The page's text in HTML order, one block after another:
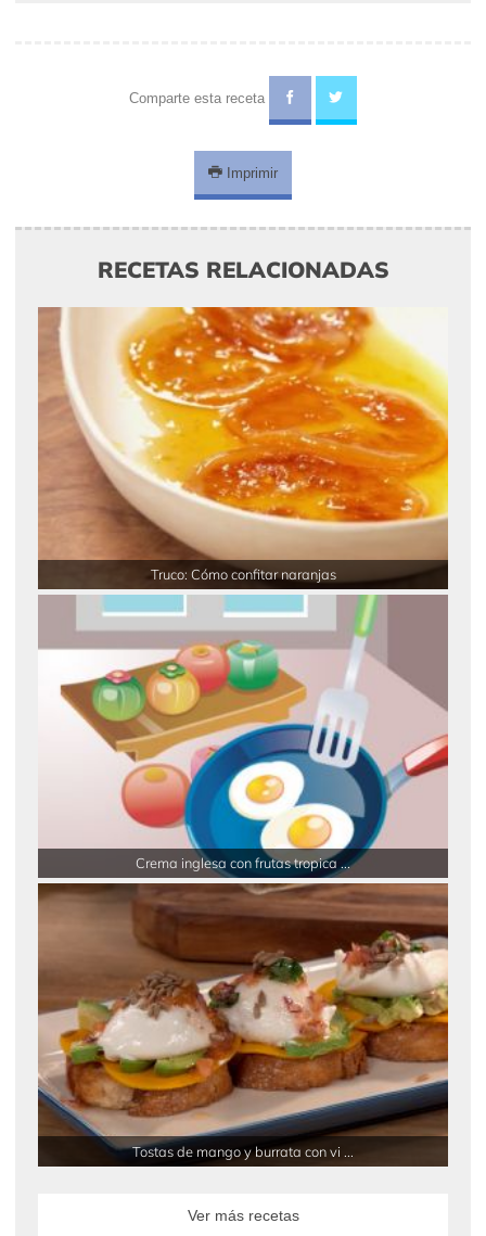
Comparte esta receta
Imprimir
RECETAS RELACIONADAS
Truco: Cómo confitar naranjas
Crema inglesa con frutas tropica ...
Tostas de mango y burrata con vi ...
Ver más recetas